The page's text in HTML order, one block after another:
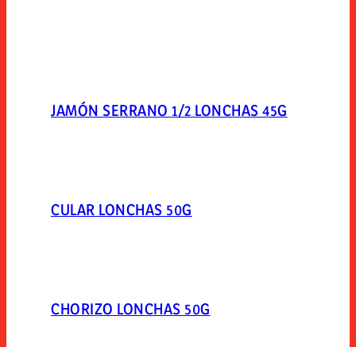
JAMÓN SERRANO 1/2 LONCHAS 45G
CULAR LONCHAS 50G
CHORIZO LONCHAS 50G